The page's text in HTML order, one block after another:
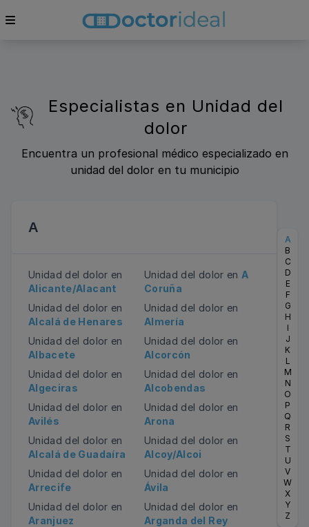
Especialistas en Unidad del
dolor
Encuentra un profesional médico especializado en
unidad del dolor en tu municipio
A
B
C
D
E
F
G
H
I
J
K
L
M
N
O
P
Q
R
S
T
U
V
W
X
Y
Z
A
Unidad del dolor en
Alicante/Alacant
Unidad del dolor en A
Coruña
Unidad del dolor en
Alcalá de Henares
Unidad del dolor en
Almería
Unidad del dolor en
Albacete
Unidad del dolor en
Alcorcón
Unidad del dolor en
Algeciras
Unidad del dolor en
Alcobendas
Unidad del dolor en
Avilés
Unidad del dolor en
Arona
Unidad del dolor en
Alcalá de Guadaíra
Unidad del dolor en
Alcoy/Alcoi
Unidad del dolor en
Arrecife
Unidad del dolor en
Ávila
Unidad del dolor en
Aranjuez
Unidad del dolor en
Arganda del Rey